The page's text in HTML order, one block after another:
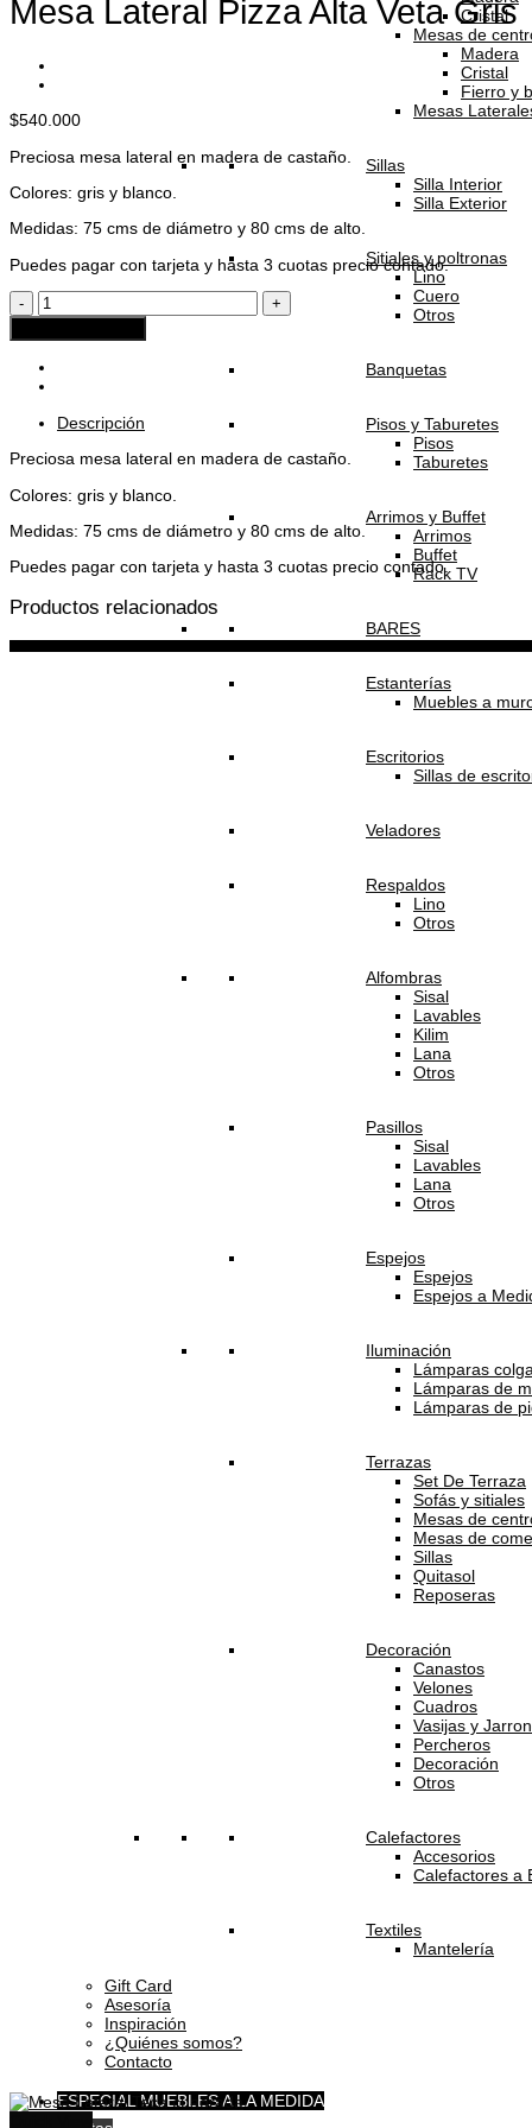
Cristal
Mesas de
Madera
Cristal
Fierro y
Mesas
Sillas
Silla Interior
Silla Exterior
Sitiales y poltronas
Lino
Cuero
Otros
Banquetas
Pisos y Taburetes
Pisos
Taburetes
Arrimos y Buffet
Arrimos
Buffet
Rack TV
BARES
Estanterías
Muebles a
Escritorios
Sillas de
Veladores
Respaldos
Lino
Otros
Alfombras
Sisal
Lavables
Kilim
Lana
Otros
Pasillos
Sisal
Lavables
Lana
Otros
Espejos
Espejos
Espejos a
Iluminación
Lámparas
Lámparas de
Lámparas de
Terrazas
Set De Terraza
Sofás y sitiales
Mesas de
Mesas de
Sillas
Quitasol
Reposeras
Decoración
Canastos
Velones
Cuadros
Vasijas y
Percheros
Decoración
Otros
Calefactores
Accesorios
Calefactores a
Textiles
Mantelería
Gift Card
Asesoría
Inspiración
¿Quiénes somos?
Contacto
ESPECIAL MUEBLES A LA MEDIDA
Mesa Lateral Pizza Alta Veta Gris
$540.000
Preciosa mesa lateral en madera de castaño.
Colores: gris y blanco.
Medidas: 75 cms de diámetro y 80 cms de alto.
Puedes pagar con tarjeta y hasta 3 cuotas precio contado.
Mesa
Lateral
Pizza
Veta
Gris
cantidad
Descripción
Preciosa mesa lateral en madera de castaño.
Colores: gris y blanco.
Medidas: 75 cms de diámetro y 80 cms de alto.
Puedes pagar con tarjeta y hasta 3 cuotas precio contado.
Productos relacionados